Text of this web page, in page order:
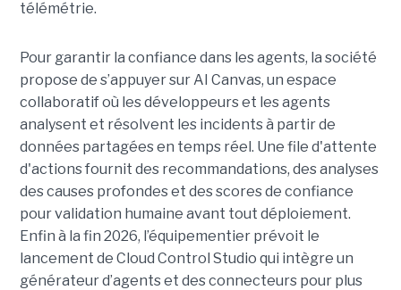
télémétrie.
Pour garantir la confiance dans les agents, la société
propose de s’appuyer sur AI Canvas, un espace
collaboratif où les développeurs et les agents
analysent et résolvent les incidents à partir de
données partagées en temps réel. Une file d'attente
d'actions fournit des recommandations, des analyses
des causes profondes et des scores de confiance
pour validation humaine avant tout déploiement.
Enfin à la fin 2026, l’équipementier prévoit le
lancement de Cloud Control Studio qui intègre un
générateur d’agents et des connecteurs pour plus